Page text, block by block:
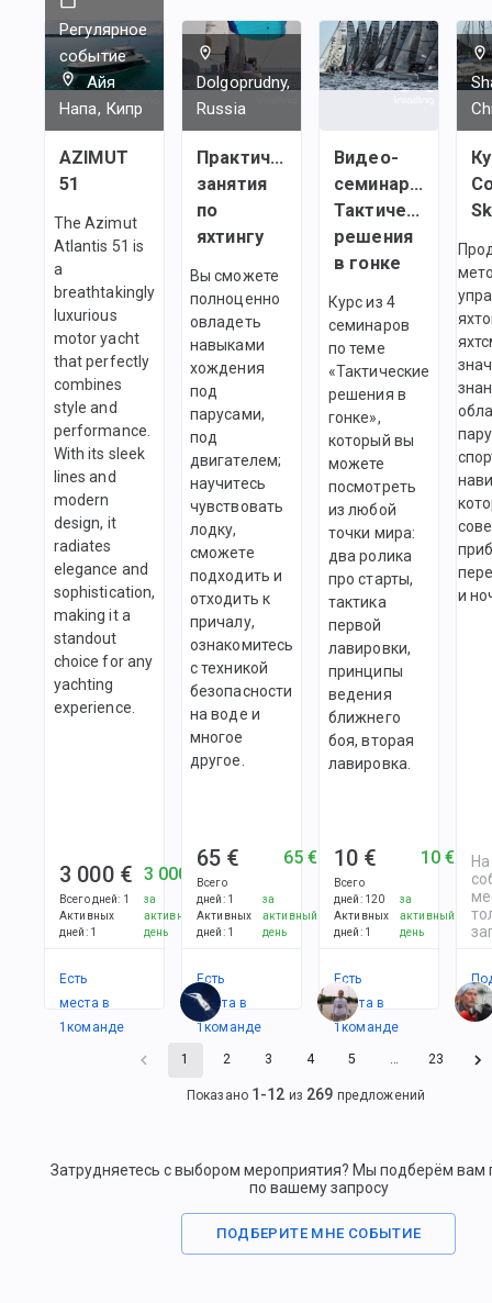
Регулярное
событие
Айя
Напа, Кипр
AZIMUT
51
The Azimut
Atlantis 51 is
a
breathtakingly
luxurious
motor yacht
that perfectly
combines
style and
performance.
With its sleek
lines and
modern
design, it
radiates
elegance and
sophistication,
making it a
standout
choice for any
yachting
experience.
3 000 €
Всего дней: 1
Активных
дней: 1
3 000 €
за
активный
день
Есть
места в
1командe
Dolgoprudny,
Russia
Практические
занятия
по
яхтингу
Вы сможете
полноценно
овладеть
навыками
хождения
под
парусами,
под
двигателем;
научитесь
чувствовать
лодку,
сможете
подходить и
отходить к
причалу,
ознакомитесь
с техникой
безопасности
на воде и
многое
другое.
65 €
Всего
дней: 1
Активных
дней: 1
65 €
за
активный
день
Есть
места в
1командe
Видео-
семинары:
Тактические
решения
в гонке
Курс из 4
семинаров
по теме
«Тактические
решения в
гонке»,
который вы
можете
посмотреть
из любой
точки мира:
два ролика
про старты,
тактика
первой
лавировки,
принципы
ведения
ближнего
боя, вторая
лавировка.
10 €
Всего
дней: 120
Активных
дней: 1
10 €
за
активный
день
Есть
места в
1командe
и
1 2 3 4 5 … 23
Показано 1 -12 из 269 предложений
Затрудняетесь с выбором мероприятия? Мы подберём вам
по вашему запросу
ПОДБЕРИТЕ МНЕ СОБЫТИЕ